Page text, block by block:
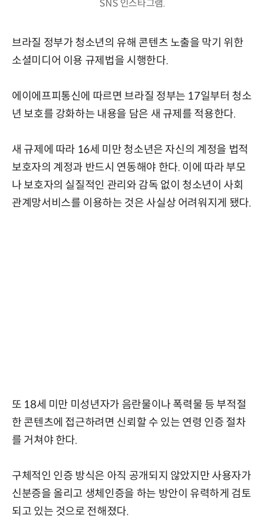
SNS 인스타그램.
브라질 정부가 청소년의 유해 콘텐츠 노출을 막기 위한
소셜미디어 이용 규제법을 시행한다.
에이에프피통신에 따르면 브라질 정부는 17일부터 청소
년 보호를 강화하는 내용을 담은 새 규제를 적용한다.
새 규제에 따라 16세 미만 청소년은 자신의 계정을 법적
보호자의 계정과 반드시 연동해야 한다. 이에 따라 부모
나 보호자의 실질적인 관리와 감독 없이 청소년이 사회
관계망서비스를 이용하는 것은 사실상 어려워지게 됐다.
또 18세 미만 미성년자가 음란물이나 폭력물 등 부적절
한 콘텐츠에 접근하려면 신뢰할 수 있는 연령 인증 절차
를 거쳐야 한다.
구체적인 인증 방식은 아직 공개되지 않았지만 사용자가
신분증을 올리고 생체인증을 하는 방안이 유력하게 검토
되고 있는 것으로 전해졌다.